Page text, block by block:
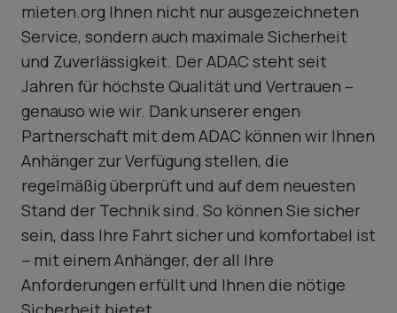
mieten.org Ihnen nicht nur ausgezeichneten
Service, sondern auch maximale Sicherheit
und Zuverlässigkeit. Der ADAC steht seit
Jahren für höchste Qualität und Vertrauen –
genauso wie wir. Dank unserer engen
Partnerschaft mit dem ADAC können wir Ihnen
Anhänger zur Verfügung stellen, die
regelmäßig überprüft und auf dem neuesten
Stand der Technik sind. So können Sie sicher
sein, dass Ihre Fahrt sicher und komfortabel ist
– mit einem Anhänger, der all Ihre
Anforderungen erfüllt und Ihnen die nötige